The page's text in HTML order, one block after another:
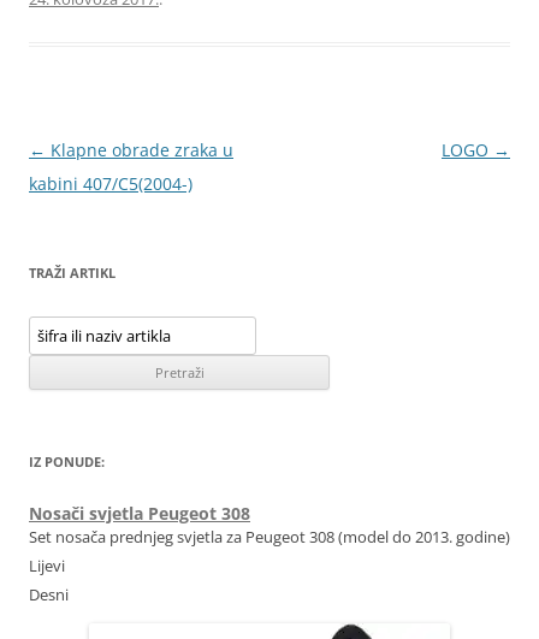
Navigacija
objava
← Klapne obrade zraka u
kabini 407/C5(2004-)
LOGO →
TRAŽI ARTIKL
IZ PONUDE:
Nosači svjetla Peugeot 308
Set nosača prednjeg svjetla za Peugeot 308 (model do 2013. godine)
Lijevi
Desni